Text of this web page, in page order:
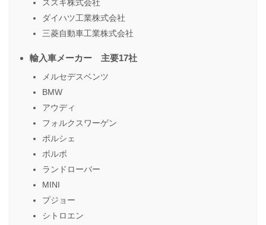
スズキ株式会社
ダイハツ工業株式会社
三菱自動車工業株式会社
輸入車メーカー 主要17社
メルセデスベンツ
BMW
アウディ
フォルクスワーゲン
ポルシェ
ボルボ
ランドローバー
MINI
プジョー
シトロエン